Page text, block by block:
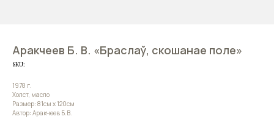
Аракчеев Б. В. «Браслаў, скошанае поле»
SKU:
1978 г.
Холст, масло
Размер: 81см х 120см
Автор: Аракчеев Б.В.